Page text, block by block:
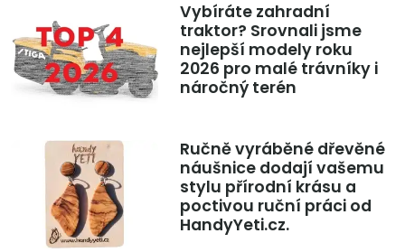
Vybíráte zahradní
traktor? Srovnali jsme
nejlepší modely roku
2026 pro malé trávníky i
náročný terén
Ručně vyráběné dřevěné
náušnice dodají vašemu
stylu přírodní krásu a
poctivou ruční práci od
HandyYeti.cz.